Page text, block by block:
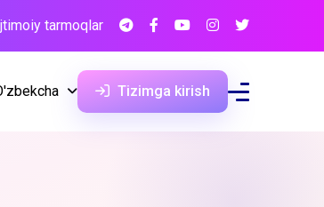
tarmoqlar
Tizimga kirish